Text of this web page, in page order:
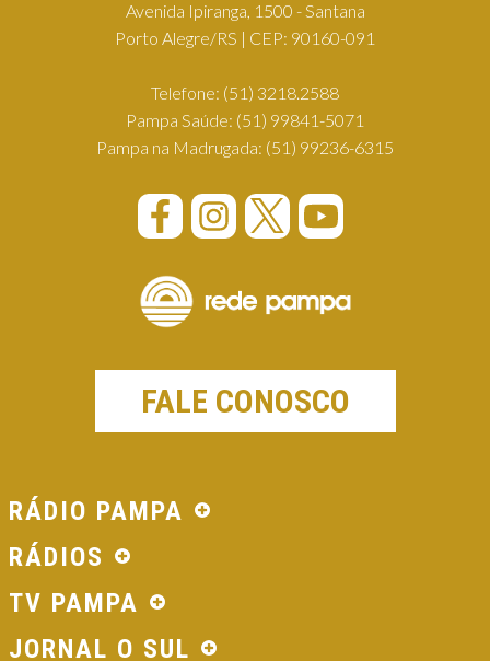
Avenida Ipiranga, 1500 - Santana
Porto Alegre/RS | CEP: 90160-091
Telefone: (51) 3218.2588
Pampa Saúde: (51) 99841-5071
Pampa na Madrugada: (51) 99236-6315
FALE CONOSCO
RÁDIO PAMPA
RÁDIOS
TV PAMPA
JORNAL O SUL